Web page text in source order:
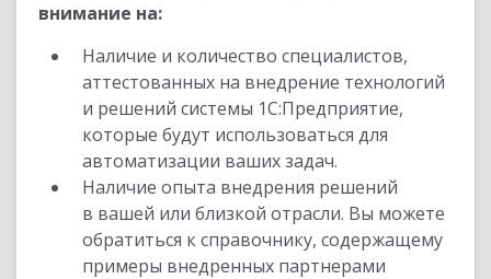
внимание на:
Наличие и количество специалистов,
аттестованных на внедрение технологий
и решений системы 1С:Предприятие,
которые будут использоваться для
автоматизации ваших задач.
Наличие опыта внедрения решений
в вашей или близкой отрасли. Вы можете
обратиться к справочнику, содержащему
примеры внедренных партнерами